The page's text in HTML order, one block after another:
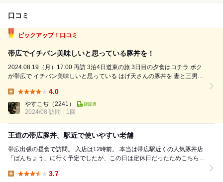
口コミ
ピックアップ！口コミ
帯広でイチバン美味しいと思っている豚丼を！
2024.08.19（月）17:00 再訪 3泊4日道東の旅 3日目の夕食はコチラ ボク
が帯広で イチバン美味しいと思っている はげ天さんの豚丼を 妻と三男坊
4.0
やすこぢ （2241）
2024/08 訪問
1回
王道の帯広豚丼。駅近で使いやすい老舗
帯広出張の昼食で訪問。 入店は12時前。 本当は帯広駅近くの人気豚丼店
「ばんちょう」に行く予定でしたが、この日は定休日だったためこちら
3.7